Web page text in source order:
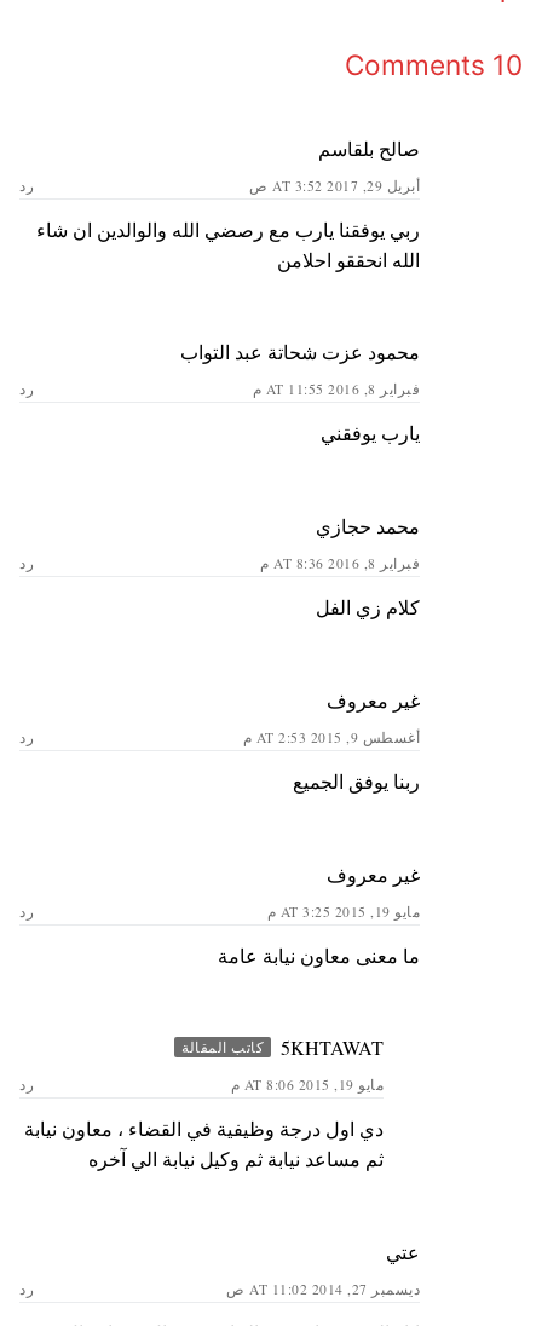
10 Comments
صالح بلقاسم
أبريل 29, 2017 AT 3:52 ص رد
ربي يوفقنا يارب مع رصضي الله والوالدين ان شاء
الله انحققو احلامن
محمود عزت شحاتة عبد التواب
فبراير 8, 2016 AT 11:55 م رد
يارب يوفقني
محمد حجازي
فبراير 8, 2016 AT 8:36 م رد
كلام زي الفل
غير معروف
أغسطس 9, 2015 AT 2:53 م رد
ربنا يوفق الجميع
غير معروف
مايو 19, 2015 AT 3:25 م رد
ما معنى معاون نيابة عامة
5KHTAWAT كاتب المقالة
مايو 19, 2015 AT 8:06 م رد
دي اول درجة وظيفية في القضاء ، معاون نيابة
ثم مساعد نيابة ثم وكيل نيابة الي آخره
عتي
ديسمبر 27, 2014 AT 11:02 ص رد